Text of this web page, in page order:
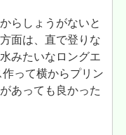
らしょうがないと
面は、直で登りな
みたいなロングエ
って横からプリン
あっても良かった